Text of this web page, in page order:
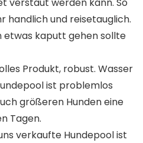
verstaut werden kann. So
handlich und reisetauglich.
etwas kaputt gehen sollte
Produkt, robust. Wasser
ist problemlos
größeren Hunden eine
Tagen.
verkaufte Hundepool ist